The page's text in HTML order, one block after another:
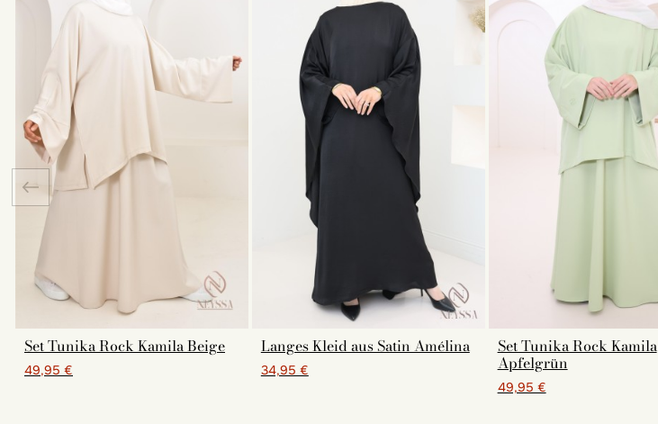
Set Tunika Rock Kamila Beige
49,95 €
Langes Kleid aus Satin Amélina
34,95 €
Set Tunika Rock Kamila
Apfelgrün
49,95 €